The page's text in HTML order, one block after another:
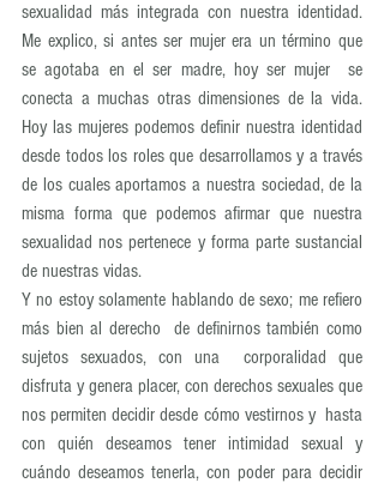
sexualidad más integrada con nuestra identidad.
Me explico, si antes ser mujer era un término que
se agotaba en el ser madre, hoy ser mujer  se
conecta a muchas otras dimensiones de la vida.
Hoy las mujeres podemos definir nuestra identidad
desde todos los roles que desarrollamos y a través
de los cuales aportamos a nuestra sociedad, de la
misma forma que podemos afirmar que nuestra
sexualidad nos pertenece y forma parte sustancial
de nuestras vidas.
Y no estoy solamente hablando de sexo; me refiero
más bien al derecho  de definirnos también como
sujetos sexuados, con una  corporalidad que
disfruta y genera placer, con derechos sexuales que
nos permiten decidir desde cómo vestirnos y  hasta
con quién deseamos tener intimidad sexual y
cuándo deseamos tenerla, con poder para decidir